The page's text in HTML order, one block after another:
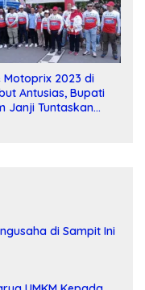
Motoprix 2023 di
Antusias, Bupati
Janji Tuntaskan
di Sampit Ini